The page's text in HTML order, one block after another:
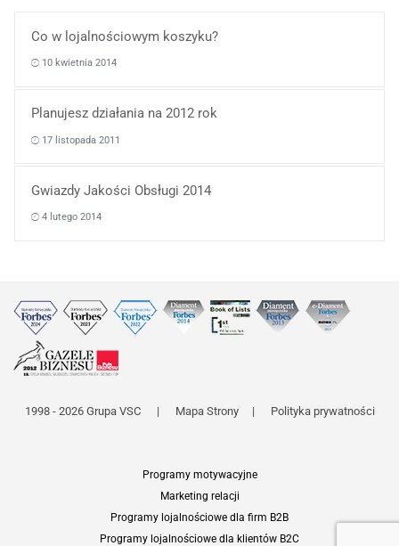
Co w lojalnościowym koszyku?
10 kwietnia 2014
Planujesz działania na 2012 rok
17 listopada 2011
Gwiazdy Jakości Obsługi 2014
4 lutego 2014
1998 - 2026 Grupa VSC | Mapa Strony | Polityka prywatności
Programy motywacyjne
Marketing relacji
Programy lojalnościowe dla firm B2B
Programy lojalnościowe dla klientów B2C